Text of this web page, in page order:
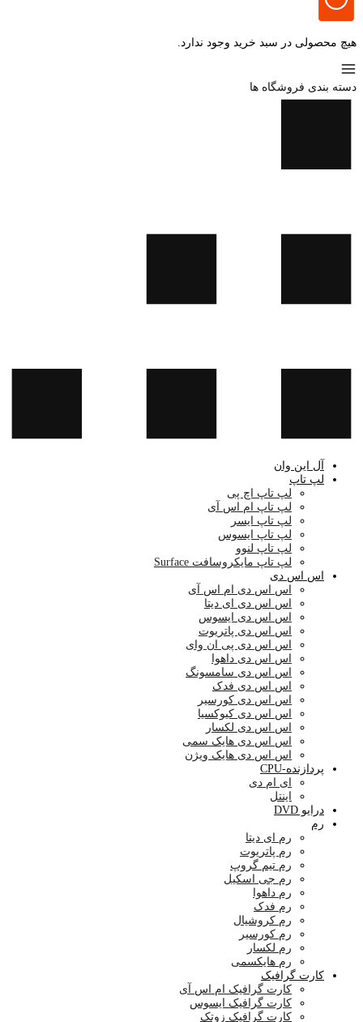
هیچ محصولی در سبد خرید وجود ندارد.
دسته بندی فروشگاه ها
آل این وان
لپ تاپ
لپ تاپ اچ پی
لپ تاپ ام اس آی
لپ تاپ ایسر
لپ تاپ ایسوس
لپ تاپ لنوو
لپ تاپ مایکروسافت Surface
اس اس دی
اس اس دی ام اس آی
اس اس دی ای دیتا
اس اس دی ایسوس
اس اس دی پاتریوت
اس اس دی پی ان وای
اس اس دی داهوا
اس اس دی سامسونگ
اس اس دی فدک
اس اس دی کورسیر
اس اس دی کیوکسیا
اس اس دی لکسار
اس اس دی هایک سمی
اس اس دی هایک ویژن
پردازنده-CPU
ای ام دی
اینتل
درایو DVD
رم
رم ای دیتا
رم پاتریوت
رم تیم گروپ
رم جی اسکیل
رم داهوا
رم فدک
رم کروشیال
رم کورسیر
رم لکسار
رم هایکسمی
کارت گرافیک
کارت گرافیک ام اس آی
کارت گرافیک ایسوس
کارت گرافیک زوتک